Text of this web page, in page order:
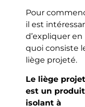
Pour
il est
d’expliquer en
quoi consiste
liège projeté.
Le liège
est un produit
isolant à